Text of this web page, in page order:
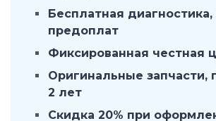
Бесплатная диагностика,
предоплат
Фиксированная честная
Оригинальные запчасти,
2 лет
Скидка 20% при